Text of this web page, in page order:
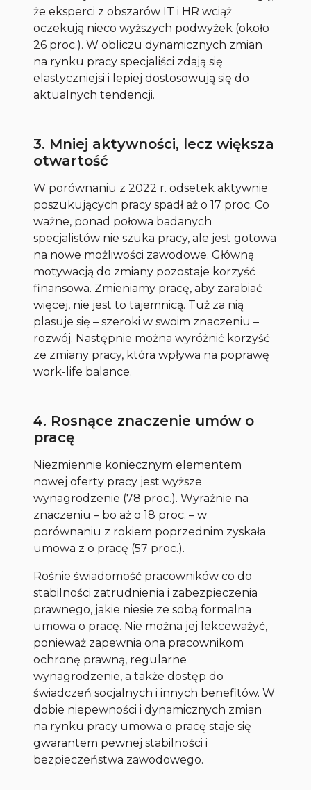
że eksperci z obszarów IT i HR wciąż
oczekują nieco wyższych podwyżek (około
26 proc.). W obliczu dynamicznych zmian
na rynku pracy specjaliści zdają się
elastyczniejsi i lepiej dostosowują się do
aktualnych tendencji.
3. Mniej aktywności, lecz większa
otwartość
W porównaniu z 2022 r. odsetek aktywnie
poszukujących pracy spadł aż o 17 proc. Co
ważne, ponad połowa badanych
specjalistów nie szuka pracy, ale jest gotowa
na nowe możliwości zawodowe. Główną
motywacją do zmiany pozostaje korzyść
finansowa. Zmieniamy pracę, aby zarabiać
więcej, nie jest to tajemnicą. Tuż za nią
plasuje się – szeroki w swoim znaczeniu –
rozwój. Następnie można wyróżnić korzyść
ze zmiany pracy, która wpływa na poprawę
work-life balance.
4. Rosnące znaczenie umów o
pracę
Niezmiennie koniecznym elementem
nowej oferty pracy jest wyższe
wynagrodzenie (78 proc.). Wyraźnie na
znaczeniu – bo aż o 18 proc. – w
porównaniu z rokiem poprzednim zyskała
umowa z o pracę (57 proc.).
Rośnie świadomość pracowników co do
stabilności zatrudnienia i zabezpieczenia
prawnego, jakie niesie ze sobą formalna
umowa o pracę. Nie można jej lekceważyć,
ponieważ zapewnia ona pracownikom
ochronę prawną, regularne
wynagrodzenie, a także dostęp do
świadczeń socjalnych i innych benefitów. W
dobie niepewności i dynamicznych zmian
na rynku pracy umowa o pracę staje się
gwarantem pewnej stabilności i
bezpieczeństwa zawodowego.